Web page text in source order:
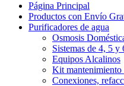
Página Principal
Productos con Envío
Purificadores de agua
Osmosis
Sistemas de 4, 5 y
Equipos Alcalinos
Kit mantenimiento
Conexiones,